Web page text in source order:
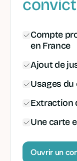
Compte
en France
Ajout de
Usages
Extraction
Une carte
Ouvrir un